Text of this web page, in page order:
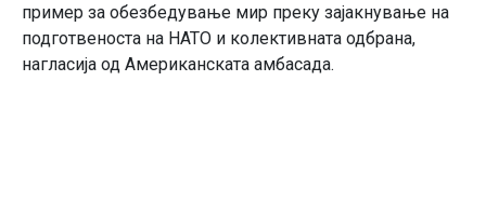
пример за обезбедување мир преку зајакнување на
подготвеноста на НАТО и колективната одбрана,
нагласија од Американската амбасада.